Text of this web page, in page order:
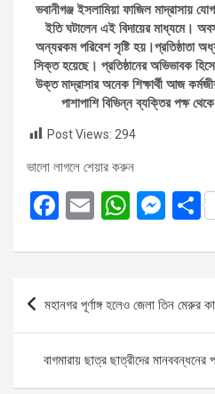
ভবানীগঞ্জ ইসলামিয়া ফাজিল মাদ্রাসায়
ইতি ঘটালেন এই বিদায়ের মাধ্যমে।
অন্যরকম পরিবেশ সৃষ্টি হয়।প্রতিষ্ঠাতা
সিক্ত হয়েছে। প্রতিষ্ঠানের অভিভাবক
উক্ত মাদ্রাসার অনেক শিক্ষার্থী আজ
পাশাপাশি বিভিন্ন ব্যক্তির পক্ষ
Post Views: 294
ভালো লাগলে শেয়ার করুন
F
ce
o
o
k
E
ail
W
at
A
p
p
M
se
g
er
S
Post
navigation
মহানগর পূর্ণাঙ্গ হলেও জেলা তিন
বাগমারায় ছাত্র ছাত্রীদের